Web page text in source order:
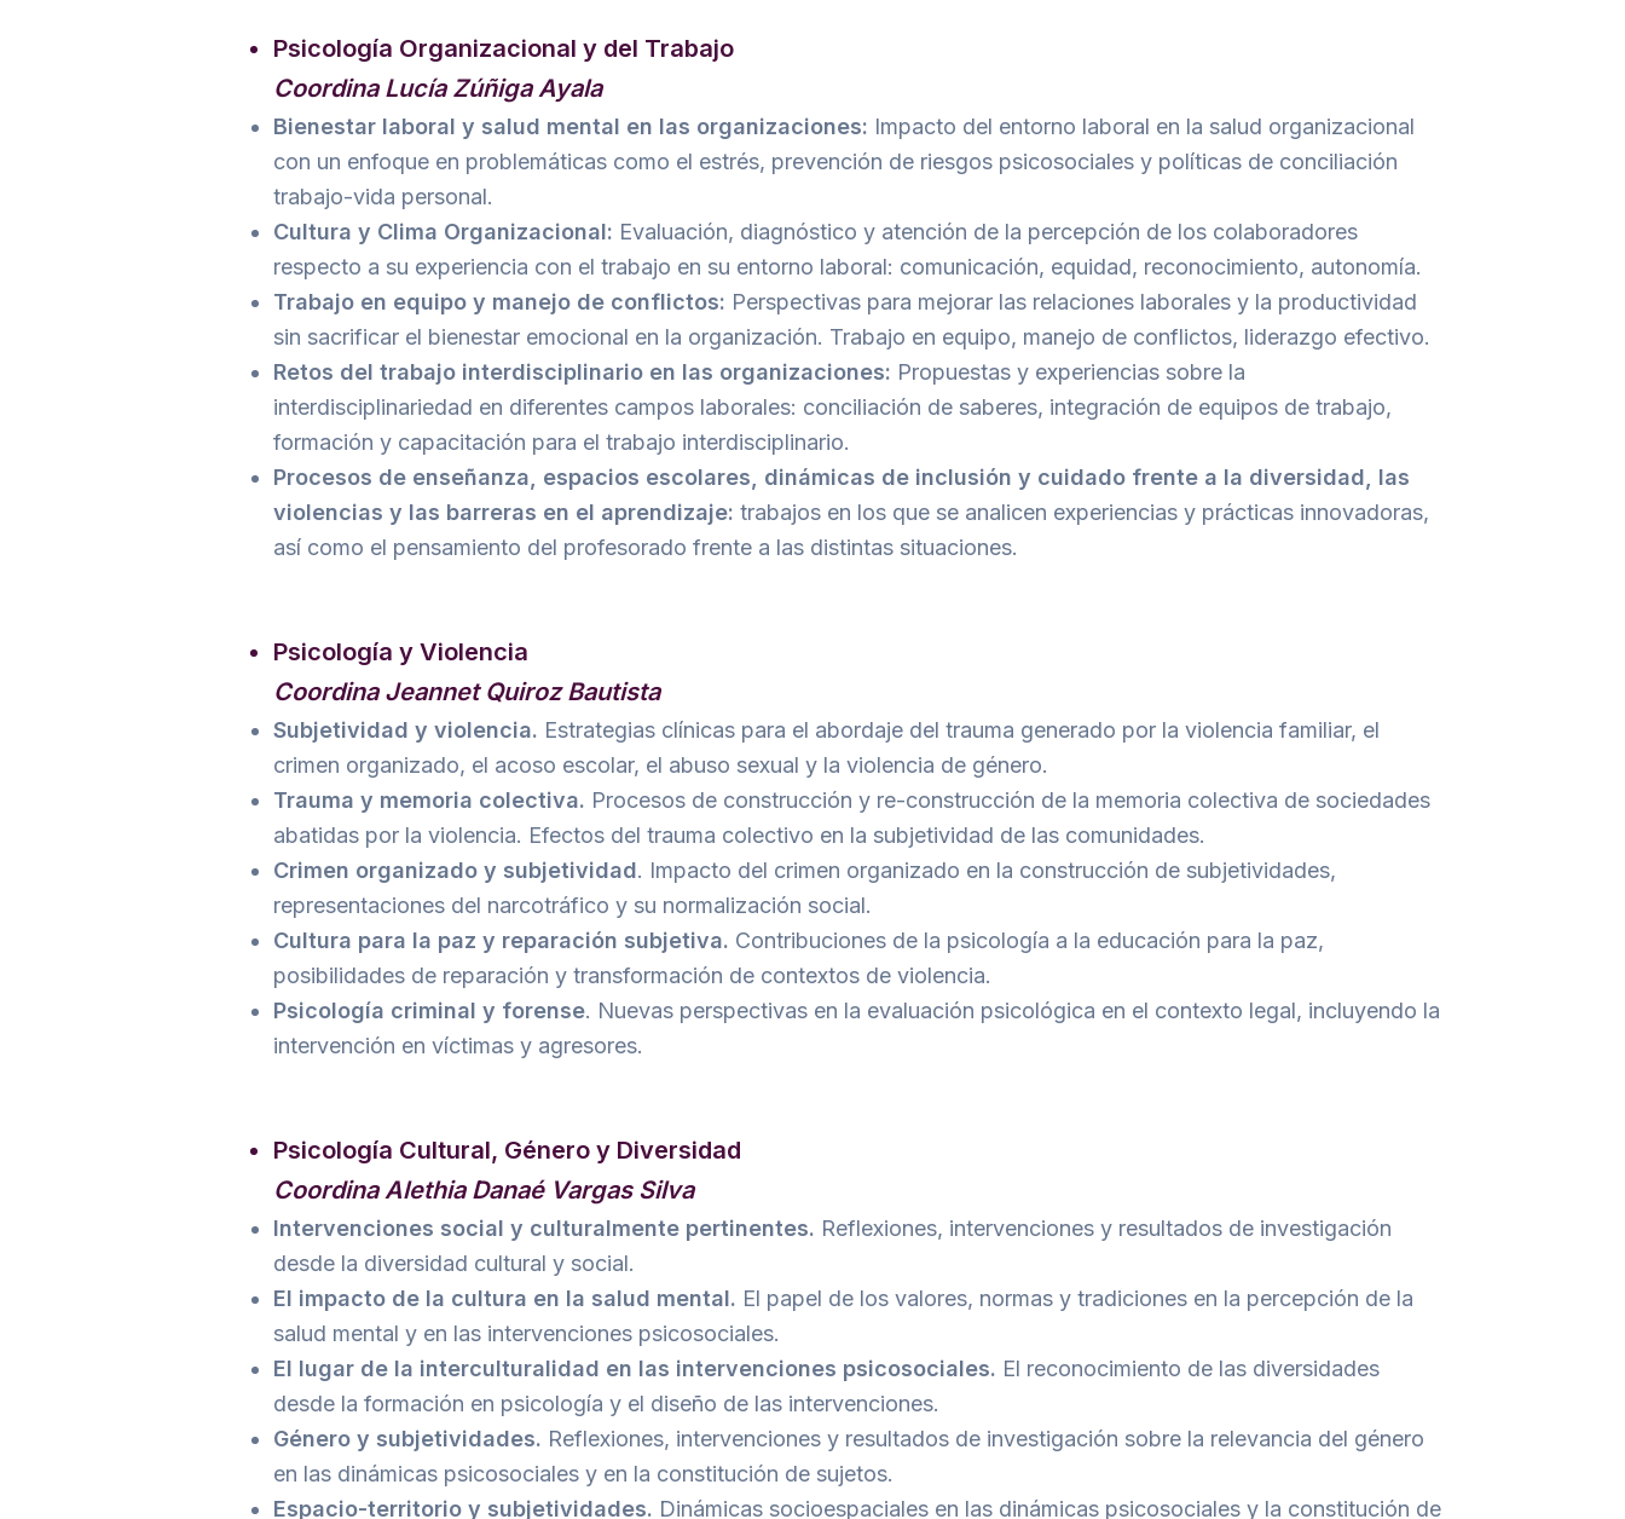
Psicología Organizacional y del Trabajo
Coordina Lucía Zúñiga Ayala
Bienestar laboral y salud mental en las organizaciones: Impacto del entorno laboral en la salud organizacional
con un enfoque en problemáticas como el estrés, prevención de riesgos psicosociales y políticas de conciliación
trabajo-vida personal.
Cultura y Clima Organizacional: Evaluación, diagnóstico y atención de la percepción de los colaboradores
respecto a su experiencia con el trabajo en su entorno laboral: comunicación, equidad, reconocimiento, autonomía.
Trabajo en equipo y manejo de conflictos: Perspectivas para mejorar las relaciones laborales y la productividad
sin sacrificar el bienestar emocional en la organización. Trabajo en equipo, manejo de conflictos, liderazgo efectivo.
Retos del trabajo interdisciplinario en las organizaciones: Propuestas y experiencias sobre la
interdisciplinariedad en diferentes campos laborales: conciliación de saberes, integración de equipos de trabajo,
formación y capacitación para el trabajo interdisciplinario.
Procesos de enseñanza, espacios escolares, dinámicas de inclusión y cuidado frente a la diversidad, las
violencias y las barreras en el aprendizaje: trabajos en los que se analicen experiencias y prácticas innovadoras,
así como el pensamiento del profesorado frente a las distintas situaciones.
Psicología y Violencia
Coordina Jeannet Quiroz Bautista
Subjetividad y violencia. Estrategias clínicas para el abordaje del trauma generado por la violencia familiar, el
crimen organizado, el acoso escolar, el abuso sexual y la violencia de género.
Trauma y memoria colectiva. Procesos de construcción y re-construcción de la memoria colectiva de sociedades
abatidas por la violencia. Efectos del trauma colectivo en la subjetividad de las comunidades.
Crimen organizado y subjetividad. Impacto del crimen organizado en la construcción de subjetividades,
representaciones del narcotráfico y su normalización social.
Cultura para la paz y reparación subjetiva. Contribuciones de la psicología a la educación para la paz,
posibilidades de reparación y transformación de contextos de violencia.
Psicología criminal y forense. Nuevas perspectivas en la evaluación psicológica en el contexto legal, incluyendo la
intervención en víctimas y agresores.
Psicología Cultural, Género y Diversidad
Coordina Alethia Danaé Vargas Silva
Intervenciones social y culturalmente pertinentes. Reflexiones, intervenciones y resultados de investigación
desde la diversidad cultural y social.
El impacto de la cultura en la salud mental. El papel de los valores, normas y tradiciones en la percepción de la
salud mental y en las intervenciones psicosociales.
El lugar de la interculturalidad en las intervenciones psicosociales. El reconocimiento de las diversidades
desde la formación en psicología y el diseño de las intervenciones.
Género y subjetividades. Reflexiones, intervenciones y resultados de investigación sobre la relevancia del género
en las dinámicas psicosociales y en la constitución de sujetos.
Espacio-territorio y subjetividades. Dinámicas socioespaciales en las dinámicas psicosociales y la constitución de